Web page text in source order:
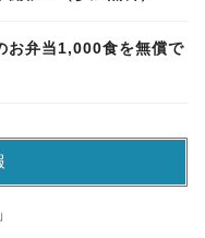
お弁当1,000食を無償で